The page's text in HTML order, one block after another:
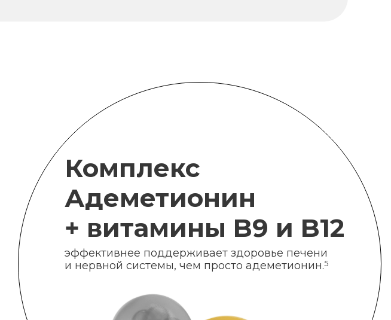
Комплекс
Адеметионин
+ витамины B9 и B12
эффективнее поддерживает здоровье печени
и нервной системы, чем просто адеметионин.5